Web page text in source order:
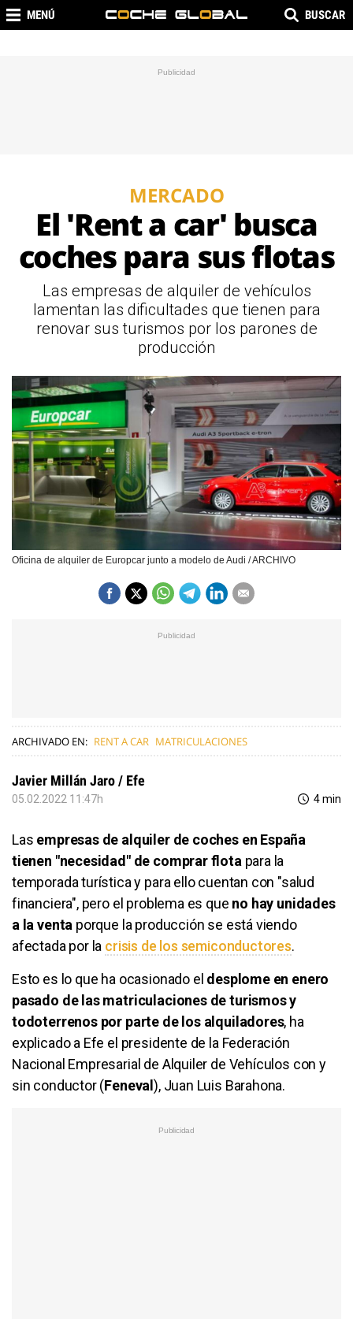
MENÚ BUSCAR
MERCADO
El 'Rent a car' busca
coches para sus flotas
Las empresas de alquiler de vehículos
lamentan las dificultades que tienen para
renovar sus turismos por los parones de
producción
Oficina de alquiler de Europcar junto a modelo de Audi / ARCHIVO
ARCHIVADO EN: RENT A CAR MATRICULACIONES
Javier Millán Jaro / Efe
05.02.2022 11:47h 4 min
Las empresas de alquiler de coches en España
tienen "necesidad" de comprar flota para la
temporada turística y para ello cuentan con "salud
financiera", pero el problema es que no hay unidades
a la venta porque la producción se está viendo
afectada por la crisis de los semiconductores.
Esto es lo que ha ocasionado el desplome en enero
pasado de las matriculaciones de turismos y
todoterrenos por parte de los alquiladores, ha
explicado a Efe el presidente de la Federación
Nacional Empresarial de Alquiler de Vehículos con y
sin conductor (Feneval), Juan Luis Barahona.